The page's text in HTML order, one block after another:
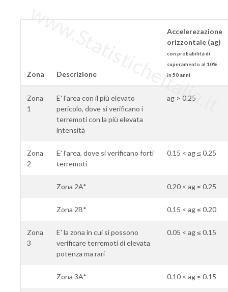
Zona Descrizione
Accelerezazione
orizzontale (ag)
con probabilità di
superamento al 10%
in 50 anni
Zona
1
E' l'area con il più elevato
pericolo, dove si verificano i
terremoti con la più elevata
intensità
ag > 0.25
Zona
2
E' l'area, dove si verificano forti
terremoti
0.15 < ag ≤ 0.25
Zona 2A* 0.20 < ag ≤ 0.25
Zona 2B* 0.15 < ag ≤ 0.20
Zona
3
E' la zona in cui si possono
verificare terremoti di elevata
potenza ma rari
0.05 < ag ≤ 0.15
Zona 3A* 0.10 < ag ≤ 0.15
www.StatisticheItalia.it